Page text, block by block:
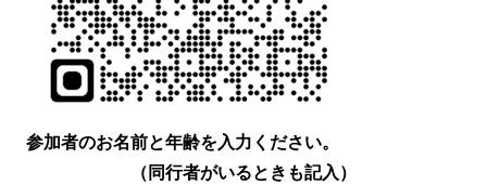
参加者のお名前と年齢を入力ください。
（同行者がいるときも記入）